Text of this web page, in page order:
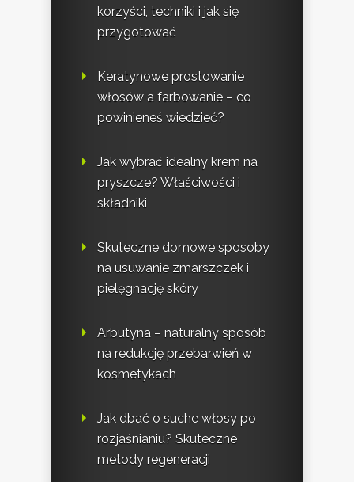
korzyści, techniki i jak się
przygotować
Keratynowe prostowanie
włosów a farbowanie – co
powinieneś wiedzieć?
Jak wybrać idealny krem na
pryszcze? Właściwości i
składniki
Skuteczne domowe sposoby
na usuwanie zmarszczek i
pielęgnację skóry
Arbutyna – naturalny sposób
na redukcję przebarwień w
kosmetykach
Jak dbać o suche włosy po
rozjaśnianiu? Skuteczne
metody regeneracji